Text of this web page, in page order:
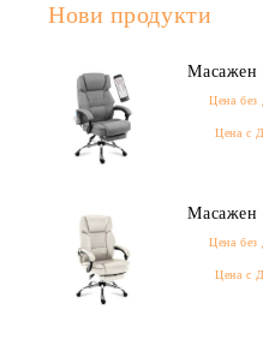
Нови продукти
Масажен
Цена
Цена с
Масажен
Цена
Цена с